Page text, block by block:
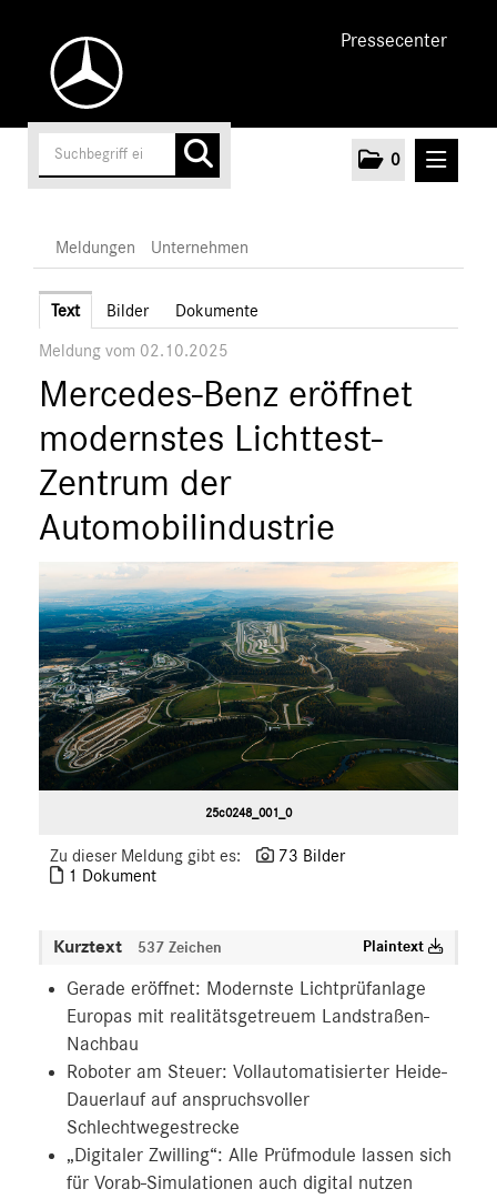
Pressecenter
0
Unternehmen
Marken & Produkte
MEDIA
ÜBER UNS
ANSPRECHPARTNER
Meldungen Unternehmen
Text Bilder Dokumente
Meldung vom 02.10.2025
Mercedes-Benz eröffnet
modernstes Lichttest-
Zentrum der
Automobilindustrie
25c0248_001_0
Zu dieser Meldung gibt es:
73 Bilder
1 Dokument
Kurztext 537 Zeichen Plaintext
Gerade eröffnet: Modernste Lichtprüfanlage
Europas mit realitätsgetreuem Landstraßen-
Nachbau
Roboter am Steuer: Vollautomatisierter Heide-
Dauerlauf auf anspruchsvoller
Schlechtwegestrecke
„Digitaler Zwilling“: Alle Prüfmodule lassen sich
für Vorab-Simulationen auch digital nutzen